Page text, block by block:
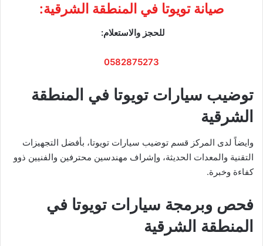
صيانة تويوتا في المنطقة الشرقية:
للحجز والاستعلام:
0582875273
توضيب سيارات تويوتا في المنطقة
الشرقية
وايضاً لدى المركز قسم توضيب سيارات تويوتا، بأفضل التجهيزات
التقنية والمعدات الحديثة، وإشراف مهندسين محترفين والفنيين ذوو
كفاءة وخبرة.
فحص وبرمجة سيارات تويوتا في
المنطقة الشرقية